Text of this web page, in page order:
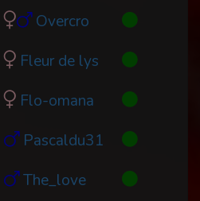
Overcro
Fleur de lys
Flo-omana
Pascaldu31
The_love